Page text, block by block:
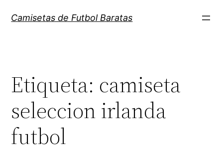
Camisetas de Futbol Baratas
Etiqueta: camiseta
seleccion irlanda
futbol